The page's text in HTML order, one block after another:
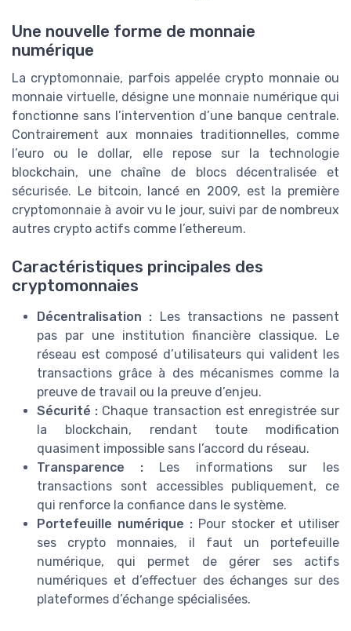
Une nouvelle forme de monnaie
numérique
La cryptomonnaie, parfois appelée crypto monnaie ou
monnaie virtuelle, désigne une monnaie numérique qui
fonctionne sans l’intervention d’une banque centrale.
Contrairement aux monnaies traditionnelles, comme
l’euro ou le dollar, elle repose sur la technologie
blockchain, une chaîne de blocs décentralisée et
sécurisée. Le bitcoin, lancé en 2009, est la première
cryptomonnaie à avoir vu le jour, suivi par de nombreux
autres crypto actifs comme l’ethereum.
Caractéristiques principales des
cryptomonnaies
Décentralisation : Les transactions ne passent
pas par une institution financière classique. Le
réseau est composé d’utilisateurs qui valident les
transactions grâce à des mécanismes comme la
preuve de travail ou la preuve d’enjeu.
Sécurité : Chaque transaction est enregistrée sur
la blockchain, rendant toute modification
quasiment impossible sans l’accord du réseau.
Transparence : Les informations sur les
transactions sont accessibles publiquement, ce
qui renforce la confiance dans le système.
Portefeuille numérique : Pour stocker et utiliser
ses crypto monnaies, il faut un portefeuille
numérique, qui permet de gérer ses actifs
numériques et d’effectuer des échanges sur des
plateformes d’échange spécialisées.